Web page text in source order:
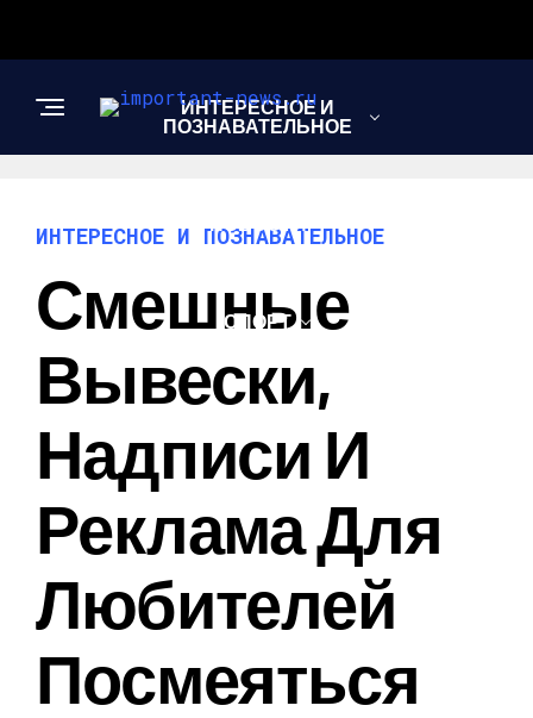
ИНТЕРЕСНОЕ И
ПОЗНАВАТЕЛЬНОЕ
НОВОСТИ
СПОРТ
ИНТЕРЕСНОЕ И ПОЗНАВАТЕЛЬНОЕ
Смешные
Вывески,
Надписи И
Реклама Для
Любителей
Посмеяться